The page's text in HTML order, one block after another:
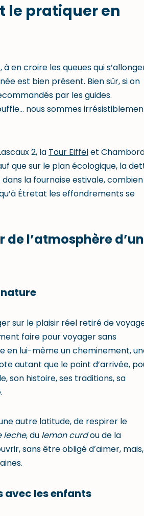
le pratiquer en
en croire les queues qui
est bien présent. Bien sûr, si on
par les guides.
nous sommes
2, la Tour Eiffelet
que sur le plan écologique, la
la fournaise estivale, combien
Étretat les effondrements se
l’atmosphère d’un
sur le plaisir réel retiré de
faire pour voyager sans
en lui-même un cheminement,
autant que le point d’arrivée,
son histoire, ses traditions, sa
autre latitude, de respirer le
leche, du lemon curdou de la
sans être obligé d’aimer, mais,
les enfants